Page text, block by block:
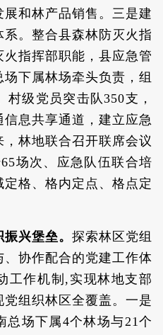
和林产品销售。三是建
。整合县森林防灭火指
指挥部职能，县应急管
下属林场牵头负责，组
级党员突击队350支，
息共享通道，建立应急
林地联合召开联席会议
场次、应急队伍联合培
格、格内定点、格点定
兴堡垒。 探索林区党组
协作配合的党建工作体
工作机制,实现林地支部
组织林区全覆盖。一是
总场下属4个林场与21个